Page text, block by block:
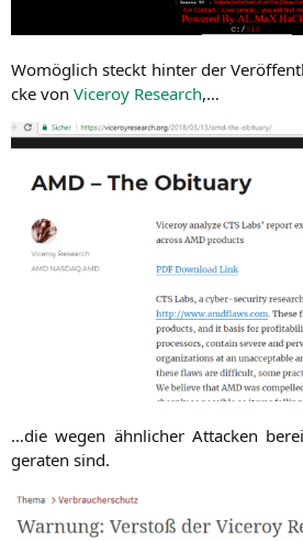
Womög­lich steckt hin­ter der
cke von Vice­roy Rese­arch,…
…die wegen ähn­li­cher Atta­cken
gera­ten sind.